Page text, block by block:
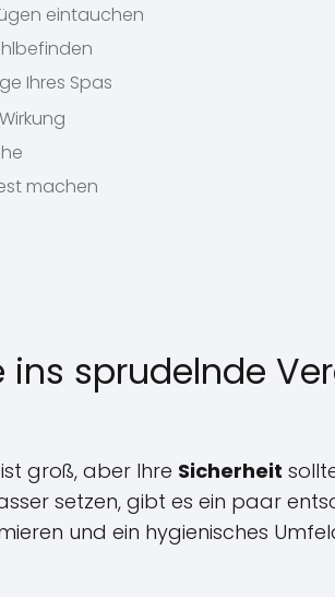
eintauchen
Ihres Spas
machen
ins sprudelnde
groß, aber Ihre Sicherheit
setzen, gibt es ein paar
und ein hygienisches